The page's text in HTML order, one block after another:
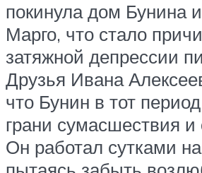
покинула дом Бунина
Марго, что стало
затяжной депрессии
Друзья Ивана
что Бунин в тот
грани сумасшествия и
Он работал сутками